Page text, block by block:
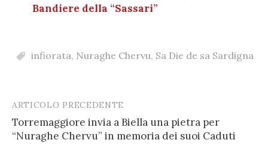
Bandiere della “Sassari”
infiorata, Nuraghe Chervu, Sa Die de sa Sardigna
Post
navigation
ARTICOLO PRECEDENTE
Torremaggiore invia a Biella una pietra per
“Nuraghe Chervu” in memoria dei suoi Caduti